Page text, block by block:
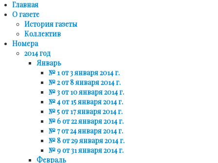
Главная
О газете
История газеты
Коллектив
Номера
2014 год
Январь
№ 1 от 3 января 2014 г.
№ 2 от 8 января 2014 г.
№ 3 от 10 января 2014 г.
№ 4 от 15 января 2014 г.
№ 5 от 17 января 2014 г.
№ 6 от 22 января 2014 г.
№ 7 от 24 января 2014 г.
№ 8 от 29 января 2014 г.
№ 9 от 31 января 2014 г.
Февраль